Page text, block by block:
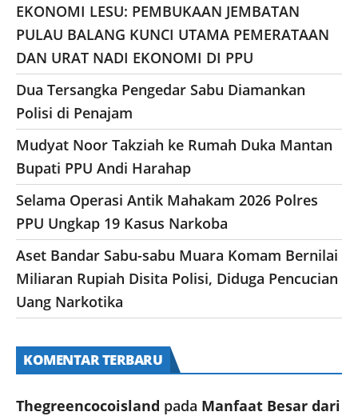
EKONOMI LESU: PEMBUKAAN JEMBATAN
PULAU BALANG KUNCI UTAMA PEMERATAAN
DAN URAT NADI EKONOMI DI PPU
Dua Tersangka Pengedar Sabu Diamankan
Polisi di Penajam
Mudyat Noor Takziah ke Rumah Duka Mantan
Bupati PPU Andi Harahap
Selama Operasi Antik Mahakam 2026 Polres
PPU Ungkap 19 Kasus Narkoba
Aset Bandar Sabu-sabu Muara Komam Bernilai
Miliaran Rupiah Disita Polisi, Diduga Pencucian
Uang Narkotika
KOMENTAR TERBARU
Thegreencocoisland pada Manfaat Besar dari